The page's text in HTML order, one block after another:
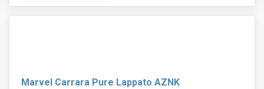
Marvel Carrara Pure Lappato AZNK